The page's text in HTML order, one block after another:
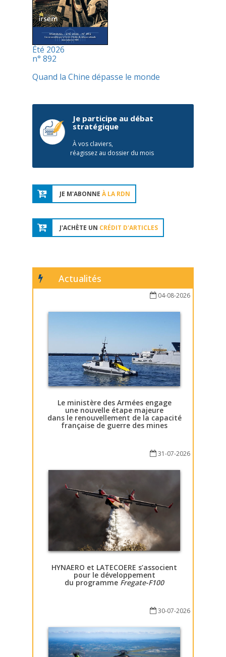
Été 2026
n° 892
Quand la Chine dépasse le monde
Je participe au débat
stratégique
À vos claviers,
réagissez au dossier du mois
JE M'ABONNE À LA RDN
J'ACHÈTE UN CRÉDIT D'ARTICLES
Actualités
04-08-2026
Le ministère des Armées engage
une nouvelle étape majeure
dans le renouvellement de la capacité
française de guerre des mines
31-07-2026
HYNAERO et LATECOERE s’associent
pour le développement
du programme Fregate-F100
30-07-2026